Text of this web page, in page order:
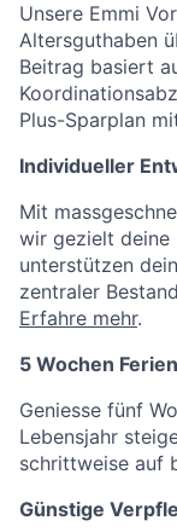
Unsere Emmi
Altersguthaben
Beitrag basiert
Plus-Sparplan
Individueller
Mit
wir gezielt deine
unterstützen
zentraler
Erfahre mehr.
5 Wochen Ferien
Geniesse fünf
Lebensjahr
schrittweise auf
Günstige